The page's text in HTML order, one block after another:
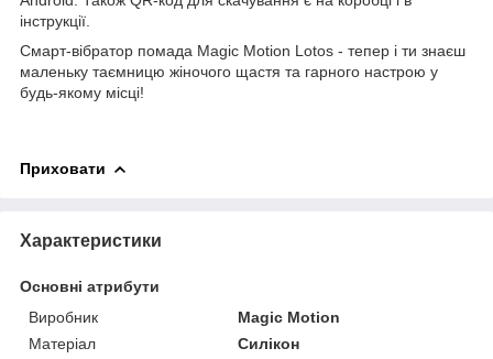
інструкції.
Смарт-вібратор помада Magic Motion Lotos - тепер і ти знаєш
маленьку таємницю жіночого щастя та гарного настрою у
будь-якому місці!
Приховати
Характеристики
Основні атрибути
Виробник
Magic Motion
Матеріал
Силікон